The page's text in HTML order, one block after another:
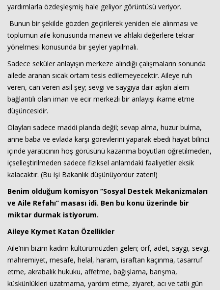
yardımlarla özdeşleşmiş hale geliyor görüntüsü veriyor.
Bunun bir şekilde gözden geçirilerek yeniden ele alınması ve
toplumun aile konusunda manevi ve ahlaki değerlere tekrar
yönelmesi konusunda bir şeyler yapılmalı.
Sadece seküler anlayışın merkeze alındığı çalışmaların sonunda
ailede aranan sıcak ortam tesis edilemeyecektir. Aileye ruh
veren, can veren asıl şey; sevgi ve saygıya dair aşkın alem
bağlantılı olan iman ve ecir merkezli bir anlayışı ikame etme
düşüncesidir.
Olayları sadece maddi planda değil; sevap alma, huzur bulma,
anne baba ve evlada karşı görevlerini yaparak ebedi hayat bilinci
içinde yaratıcının hoş görüsünü kazanma boyutları öğretilmeden,
içselleştirilmeden sadece fiziksel anlamdaki faaliyetler eksik
kalacaktır. (Bu işi Bakanlık düşünüyordur zaten!)
Benim olduğum komisyon ‘’Sosyal Destek Mekanizmaları
ve Aile Refahı’’ masası idi. Ben bu konu üzerinde bir
miktar durmak istiyorum.
Aileye Kıymet Katan Özellikler
Aile’nin bizim kadim kültürümüzden gelen; örf, adet, saygı, sevgi,
mahremiyet, mesafe, helal, haram, israftan kaçınma, tasarruf
etme, akrabalık hukuku, affetme, bağışlama, barışma,
küskünlükleri uzatmama, yardım etme, ziyaret, acı ve tatlı gün